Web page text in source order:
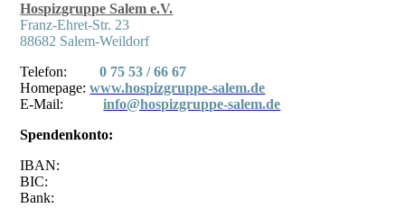
Hospizgruppe Salem e.V.
Franz-Ehret-Str. 23
88682 Salem-Weildorf
Telefon:
0 75 53 / 66 67
Homepage:www.hospizgruppe-salem.de
E-Mail:info@hospizgruppe-salem.de
Spendenkonto:
IBAN:
BIC:
Bank: